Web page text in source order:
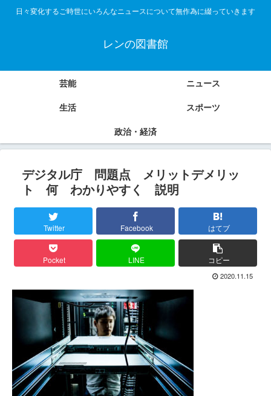
日々変化するご時世にいろんなニュースについて無作為に綴っていきます
レンの図書館
芸能
ニュース
生活
スポーツ
政治・経済
デジタル庁 問題点 メリットデメリッ
ト 何 わかりやすく 説明
Twitter Facebook はてブ
Pocket LINE コピー
2020.11.15